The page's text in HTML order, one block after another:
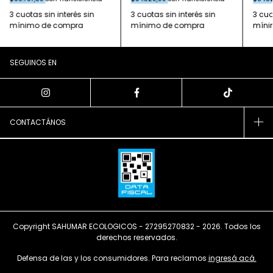
SEGUINOS EN
CONTACTÁNOS
Copyright SAHUMAR ECOLOGICOS - 27295270832 - 2026. Todos los
derechos reservados.
Defensa de las y los consumidores. Para reclamos ingresá acá.